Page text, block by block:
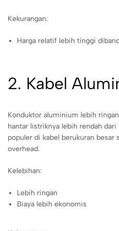
Kekurangan:
Harga relatif lebih tinggi
2. Kabel
Konduktor aluminium lebih
hantar listriknya lebih rendah
populer di kabel berukuran
overhead.
Kelebihan:
Lebih ringan
Biaya lebih ekonomis